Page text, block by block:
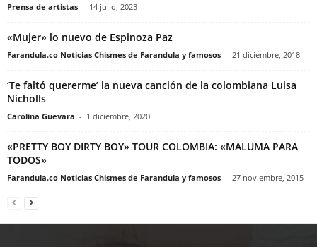
Prensa de artistas - 14 julio, 2023
«Mujer» lo nuevo de Espinoza Paz
Farandula.co Noticias Chismes de Farandula y famosos - 21 diciembre, 2018
‘Te faltó quererme’ la nueva canción de la colombiana Luisa
Nicholls
Carolina Guevara - 1 diciembre, 2020
«PRETTY BOY DIRTY BOY» TOUR COLOMBIA: «MALUMA PARA
TODOS»
Farandula.co Noticias Chismes de Farandula y famosos - 27 noviembre, 2015